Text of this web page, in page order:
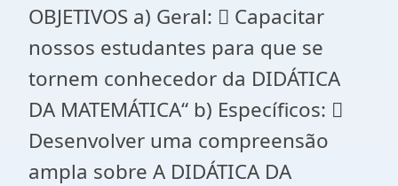
OBJETIVOS a) Geral:  Capacitar
nossos estudantes para que se
tornem conhecedor da DIDÁTICA
DA MATEMÁTICA“ b) Específicos: 
Desenvolver uma compreensão
ampla sobre A DIDÁTICA DA